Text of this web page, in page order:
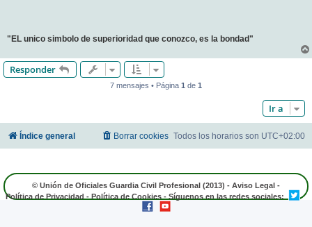
"EL unico simbolo de superioridad que conozco, es la bondad"
Responder
7 mensajes • Página 1 de 1
Ir a
Índice general Todos los horarios son UTC+02:00
Borrar cookies
© Unión de Oficiales Guardia Civil Profesional (2013) - Aviso Legal -
Política de Privacidad - Política de Cookies - Síguenos en las redes sociales: